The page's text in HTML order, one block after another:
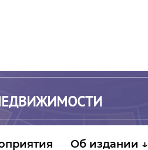
Об издании ↓